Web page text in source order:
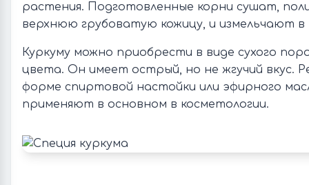
растения. Подготовленные корни сушат,
верхнюю грубоватую кожицу, и измельчают
Куркуму можно приобрести в виде сухого
цвета. Он имеет острый, но не жгучий вкус.
форме спиртовой настойки или эфирного
применяют в основном в косметологии.